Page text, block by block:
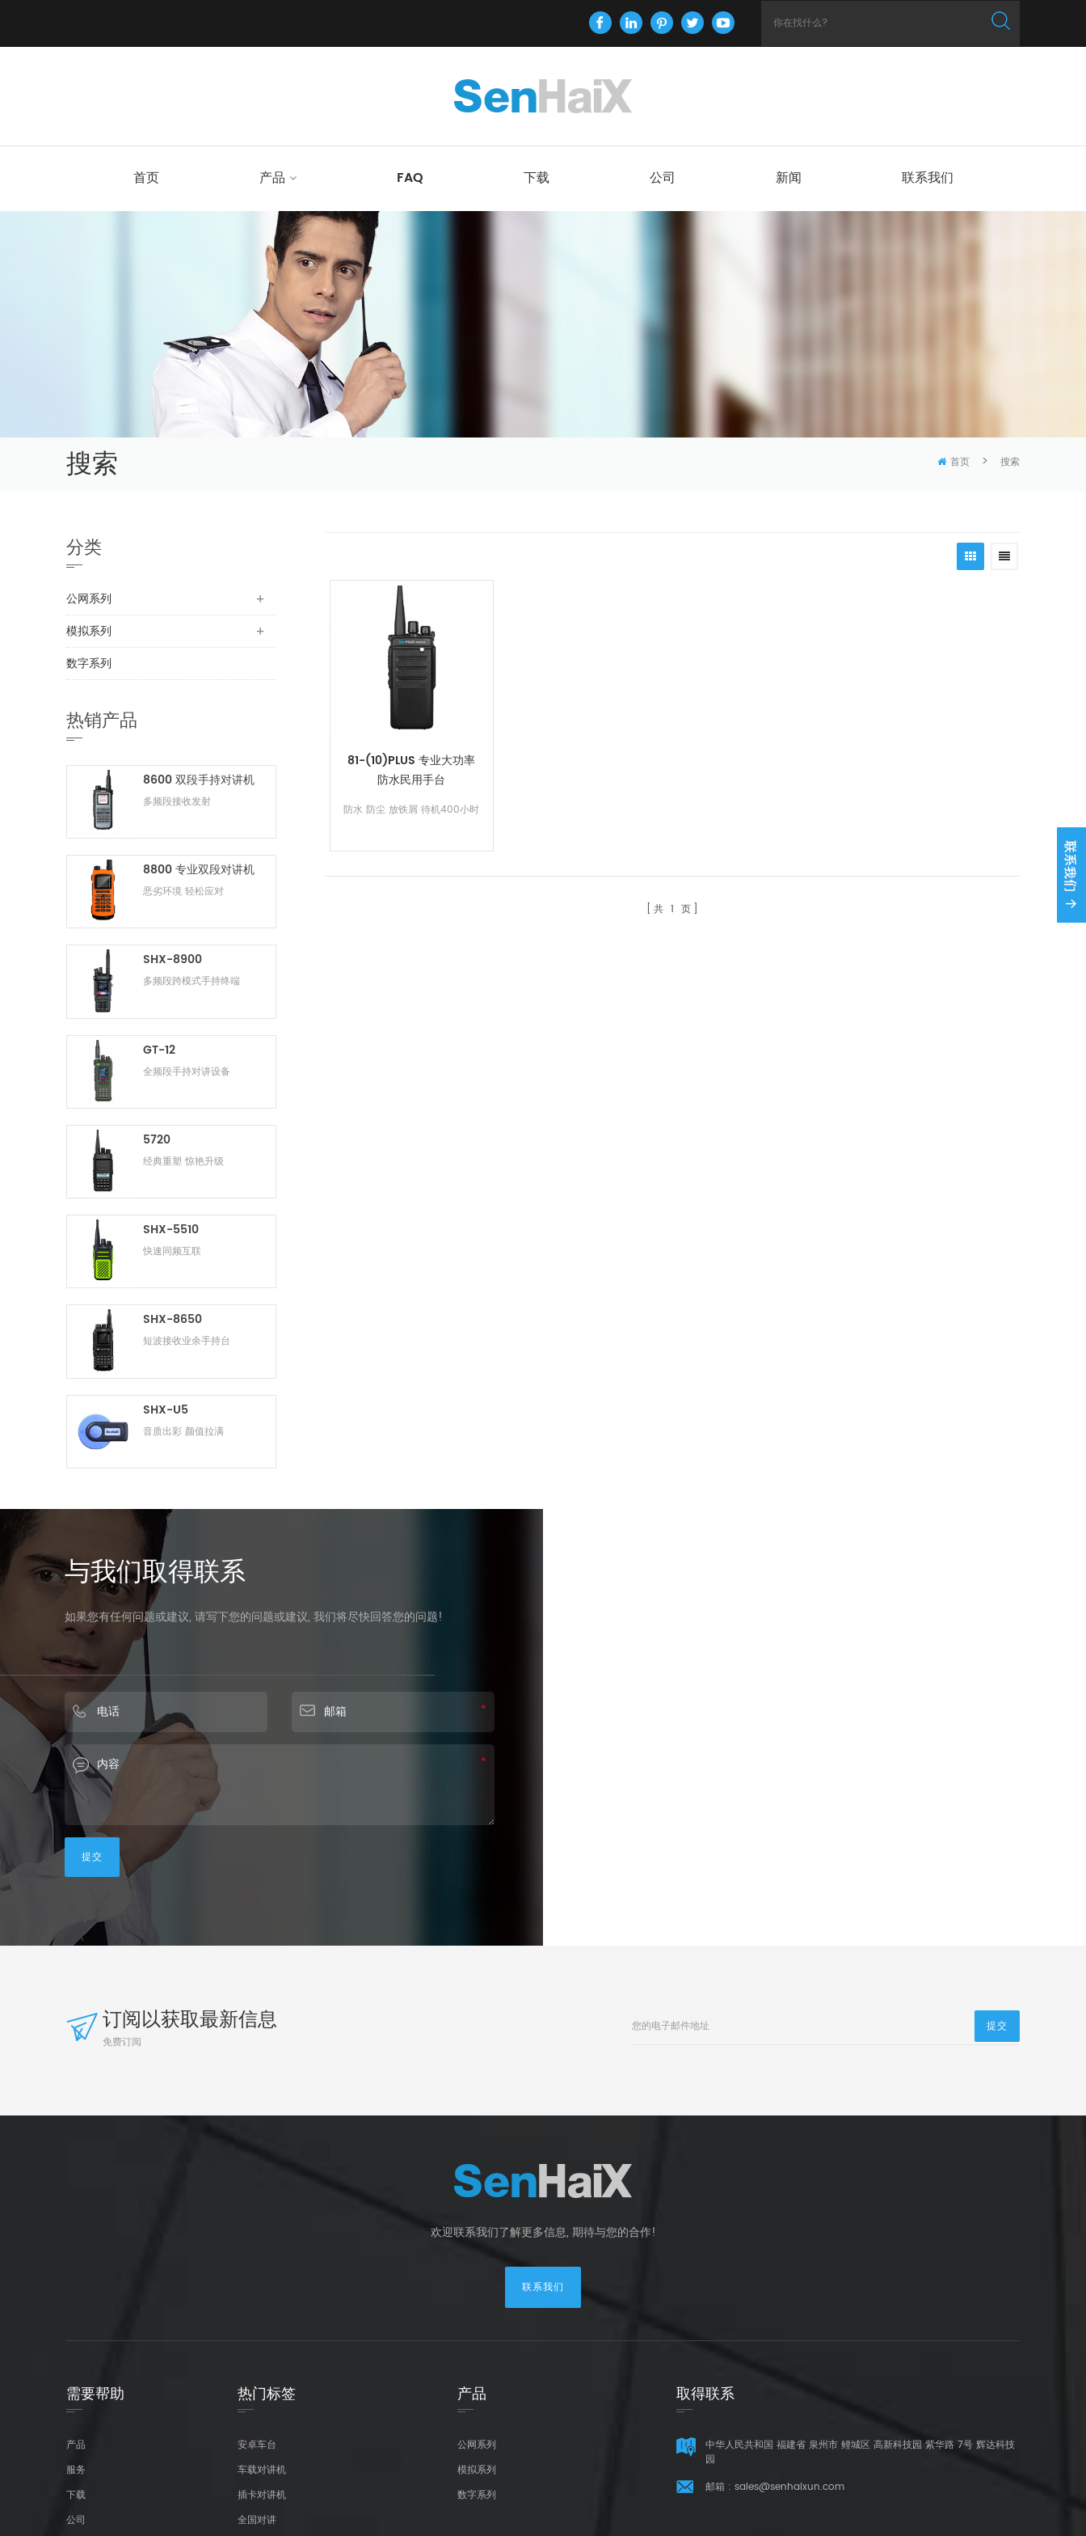
首页 产品 FAQ 下载 公司 新闻 联系我们
搜索 首页 > 搜索
81-(10)PLUS 专业大功率
防水民用手台
防水 防尘 放铁屑 待机400小时
共 1 页
分类
公网系列
模拟系列
数字系列
热销产品
8600 双段手持对讲机
多频段接收发射
8800 专业双段对讲机
恶劣环境 轻松应对
SHX-8900
多频段跨模式手持终端
GT-12
全频段手持对讲设备
5720
经典重塑 惊艳升级
SHX-5510
快速同频互联
SHX-8650
短波接收业余手持台
SHX-U5
音质出彩 颜值拉满
与我们取得联系
如果您有任何问题或建议, 请写下您的问题或建议, 我们将尽快回答您的问题!
订阅以获取最新信息
免费订阅
欢迎联系我们了解更多信息, 期待与您的合作!
联系我们
需要帮助
产品
服务
下载
公司
热门标签
安卓车台
车载对讲机
插卡对讲机
全国对讲
产品
公网系列
模拟系列
数字系列
取得联系
中华人民共和国 福建省 泉州市 鲤城区 高新科技园 紫华路 7号 辉达科技
园
邮箱 :sales@senhaixun.com